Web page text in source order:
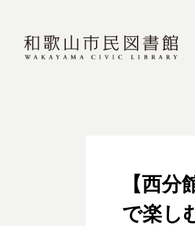
【西
で楽し